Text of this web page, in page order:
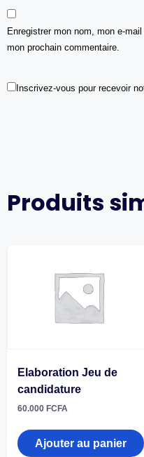
Enregistrer mon nom, mon e-
mon prochain commentaire.
Inscrivez-vous pour recevoir
Produits
Elaboration Jeu de
candidature
60.000 FCFA
Ajouter au panier